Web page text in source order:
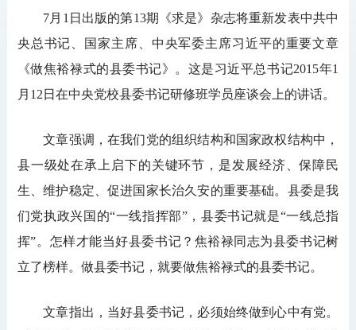
7月1日出版的第13期《求是》杂志将重新发表中共中
央总书记、国家主席、中央军委主席习近平的重要文章
《做焦裕禄式的县委书记》。这是习近平总书记2015年1
月12日在中央党校县委书记研修班学员座谈会上的讲话。
文章强调，在我们党的组织结构和国家政权结构中，
县一级处在承上启下的关键环节，是发展经济、保障民
生、维护稳定、促进国家长治久安的重要基础。县委是我
们党执政兴国的“一线指挥部”，县委书记就是“一线总指
挥”。怎样才能当好县委书记？焦裕禄同志为县委书记树
立了榜样。做县委书记，就要做焦裕禄式的县委书记。
文章指出，当好县委书记，必须始终做到心中有党。